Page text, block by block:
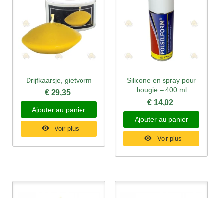
Drijfkaarsje, gietvorm
€ 29,35
Ajouter au panier
Voir plus
Silicone en spray pour
bougie – 400 ml
€ 14,02
Ajouter au panier
Voir plus